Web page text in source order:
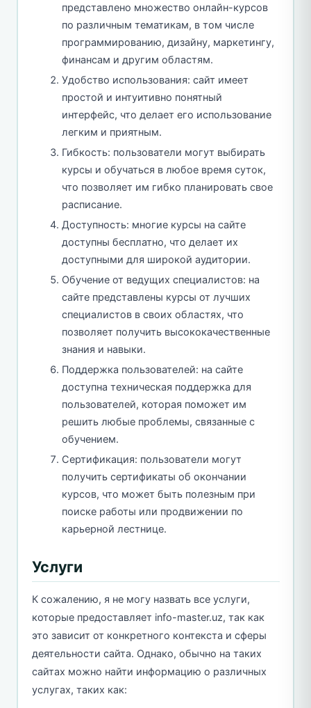
представлено множество онлайн-курсов
по различным тематикам, в том числе
программированию, дизайну, маркетингу,
финансам и другим областям.
Удобство использования: сайт имеет
простой и интуитивно понятный
интерфейс, что делает его использование
легким и приятным.
Гибкость: пользователи могут выбирать
курсы и обучаться в любое время суток,
что позволяет им гибко планировать свое
расписание.
Доступность: многие курсы на сайте
доступны бесплатно, что делает их
доступными для широкой аудитории.
Обучение от ведущих специалистов: на
сайте представлены курсы от лучших
специалистов в своих областях, что
позволяет получить высококачественные
знания и навыки.
Поддержка пользователей: на сайте
доступна техническая поддержка для
пользователей, которая поможет им
решить любые проблемы, связанные с
обучением.
Сертификация: пользователи могут
получить сертификаты об окончании
курсов, что может быть полезным при
поиске работы или продвижении по
карьерной лестнице.
Услуги
К сожалению, я не могу назвать все услуги,
которые предоставляет info-master.uz, так как
это зависит от конкретного контекста и сферы
деятельности сайта. Однако, обычно на таких
сайтах можно найти информацию о различных
услугах, таких как: